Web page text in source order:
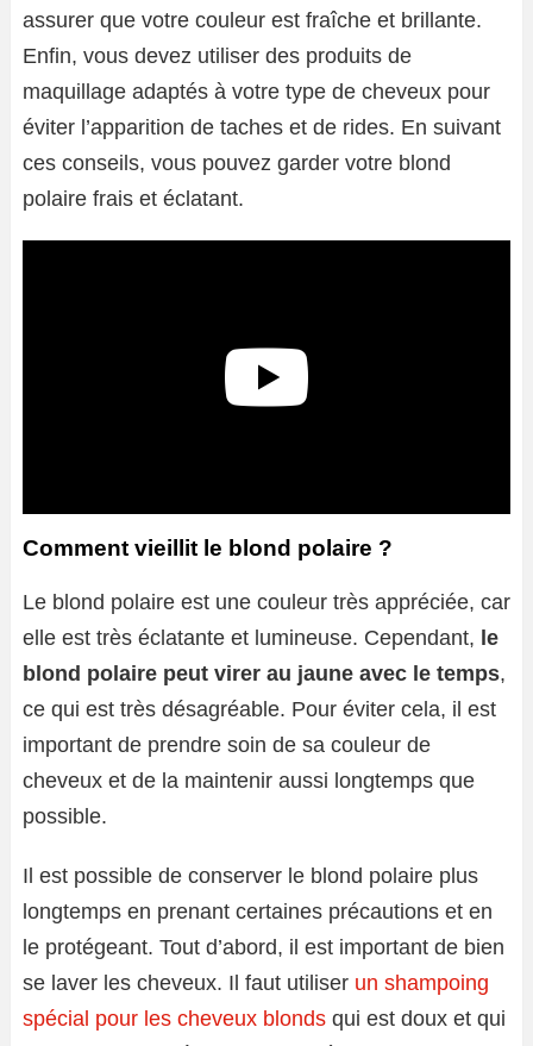
assurer que votre couleur est fraîche et brillante.
Enfin, vous devez utiliser des produits de
maquillage adaptés à votre type de cheveux pour
éviter l’apparition de taches et de rides. En suivant
ces conseils, vous pouvez garder votre blond
polaire frais et éclatant.
Comment vieillit le blond polaire ?
Le blond polaire est une couleur très appréciée, car
elle est très éclatante et lumineuse. Cependant, le
blond polaire peut virer au jaune avec le temps,
ce qui est très désagréable. Pour éviter cela, il est
important de prendre soin de sa couleur de
cheveux et de la maintenir aussi longtemps que
possible.
Il est possible de conserver le blond polaire plus
longtemps en prenant certaines précautions et en
le protégeant. Tout d’abord, il est important de bien
se laver les cheveux. Il faut utiliser un shampoing
spécial pour les cheveux blonds qui est doux et qui